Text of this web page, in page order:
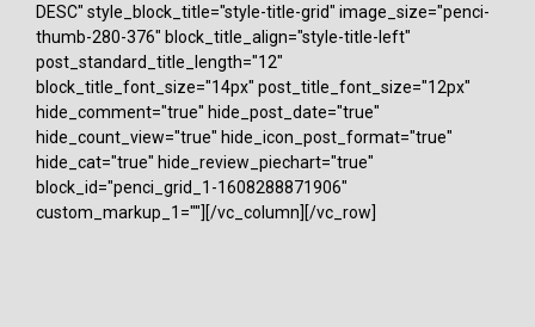
DESC" style_block_title="style-title-grid" image_size="penci-
thumb-280-376" block_title_align="style-title-left"
post_standard_title_length="12"
block_title_font_size="14px" post_title_font_size="12px"
hide_comment="true" hide_post_date="true"
hide_count_view="true" hide_icon_post_format="true"
hide_cat="true" hide_review_piechart="true"
block_id="penci_grid_1-1608288871906"
custom_markup_1=""][/vc_column][/vc_row]